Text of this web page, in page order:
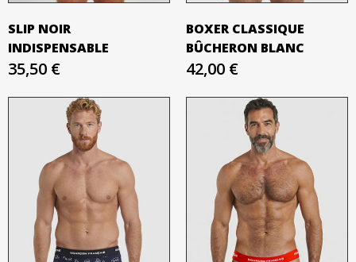
SLIP NOIR
INDISPENSABLE
35,50 €
BOXER CLASSIQUE
BÛCHERON BLANC
42,00 €